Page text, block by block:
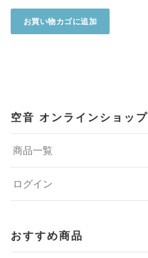
お買い物カゴに追加
空音 オンラインショップ
商品一覧
ログイン
おすすめ商品